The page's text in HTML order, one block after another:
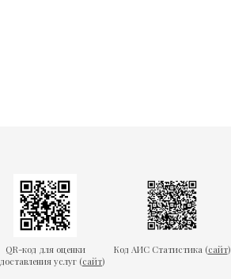
QR-код для оценки
услуг (сайт)
Код АИС Статистика (сайт)